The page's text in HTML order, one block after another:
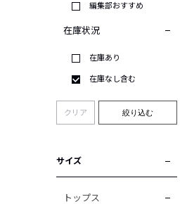
編集部おすすめ
在庫状況
在庫あり
在庫なし含む
クリア 絞り込む
サイズ
トップス